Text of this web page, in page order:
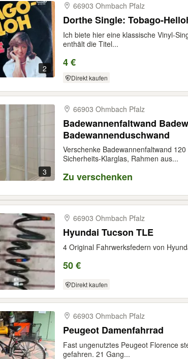
2
66903 Ohmbach Pfalz
Dorthe Single: Tobago-
Ich biete hier eine klassische Vinyl-
enthält die Titel...
4 €
Direkt kaufen
3
66903 Ohmbach Pfalz
Badewannenfaltwand
Badewannenduschwand
Verschenke Badewannenfaltwand
Sicherheits-Klarglas, Rahmen aus...
Zu verschenken
66903 Ohmbach Pfalz
Hyundai Tucson TLE
4 Original Fahrwerksfedern von
50 €
Direkt kaufen
66903 Ohmbach Pfalz
Peugeot Damenfahrrad
Fast ungenutztes Peugeot Florence
gefahren. 21 Gang...